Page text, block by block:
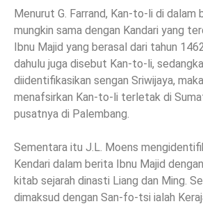
Menurut G. Farrand, Kan-to-li di dalam
mungkin sama dengan Kandari yang
Ibnu Majid yang berasal dari tahun
dahulu juga disebut Kan-to-li,
diidentifikasikan sengan Sriwijaya,
menafsirkan Kan-to-li terletak di
pusatnya di Palembang.
Sementara itu J.L. Moens
Kendari dalam berita Ibnu Majid
kitab sejarah dinasti Liang dan Ming.
dimaksud dengan San-fo-tsi ialah